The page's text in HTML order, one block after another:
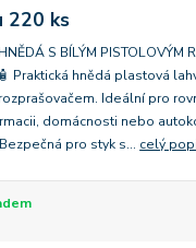
220 ks
S BÍLÝM PISTOLOVÝM
Praktická hnědá plastová
Ideální pro
domácnosti nebo
pro styk s... celý